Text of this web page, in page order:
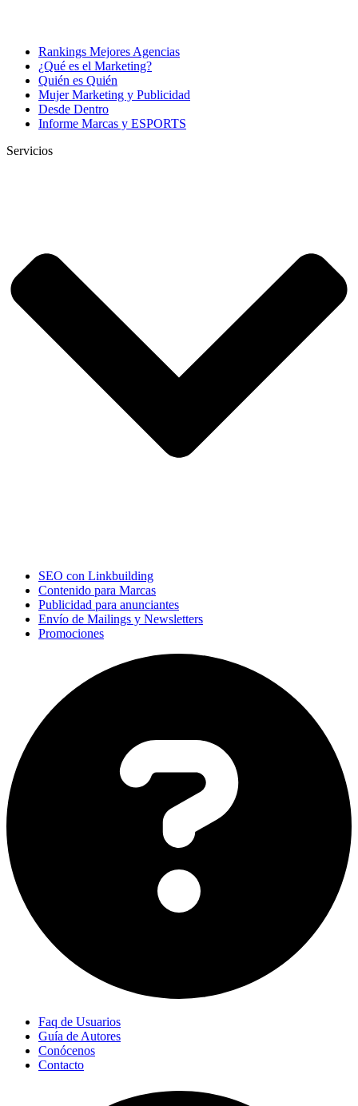
Rankings Mejores Agencias
¿Qué es el Marketing?
Quién es Quién
Mujer Marketing y Publicidad
Desde Dentro
Informe Marcas y ESPORTS
Servicios
SEO con Linkbuilding
Contenido para Marcas
Publicidad para anunciantes
Envío de Mailings y Newsletters
Promociones
Faq de Usuarios
Guía de Autores
Conócenos
Contacto